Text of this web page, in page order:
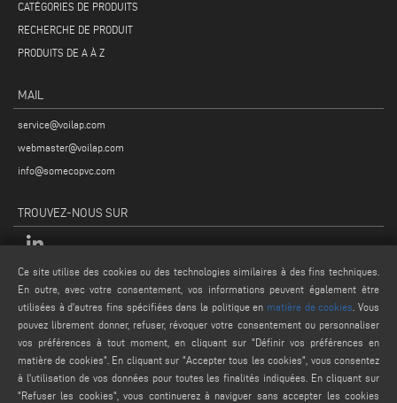
CATÉGORIES DE PRODUITS
RECHERCHE DE PRODUIT
PRODUITS DE A À Z
MAIL
service@voilap.com
webmaster@voilap.com
info@somecopvc.com
TROUVEZ-NOUS SUR
MENTIONS LÉGALES
PRIVACY POLICY
LEGAL NOTES
COOKIE POLICY
Ce site utilise des cookies ou des technologies similaires à des fins techniques.
En outre, avec votre consentement, vos informations peuvent également être
utilisées à d'autres fins spécifiées dans la politique en matière de cookies . Vous
pouvez librement donner, refuser, révoquer votre consentement ou personnaliser
vos préférences à tout moment, en cliquant sur "Définir vos préférences en
matière de cookies". En cliquant sur "Accepter tous les cookies", vous consentez
à l'utilisation de vos données pour toutes les finalités indiquées. En cliquant sur
"Refuser les cookies", vous continuerez à naviguer sans accepter les cookies